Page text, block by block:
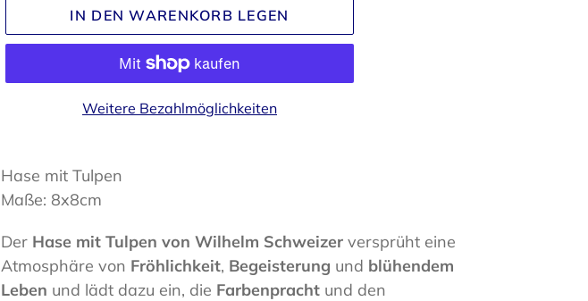
IN DEN WARENKORB LEGEN
Weitere Bezahlmöglichkeiten
wird
zum
hinzugefügt
Hase mit Tulpen
Maße: 8x8cm
Der Hase mit Tulpen von Wilhelm Schweizer versprüht eine
Atmosphäre von Fröhlichkeit, Begeisterung und blühendem
Leben und lädt dazu ein, die Farbenpracht und den